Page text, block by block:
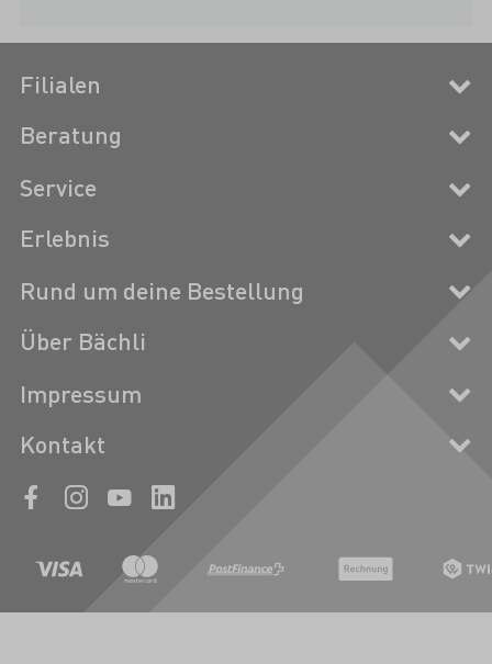
Filialen
Beratung
Service
Erlebnis
Rund um deine Bestellung
Über Bächli
Impressum
Kontakt